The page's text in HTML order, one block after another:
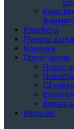
Контакты
Пункты
Новинки
Пресс-центр
Пресс-
Новости
Издания